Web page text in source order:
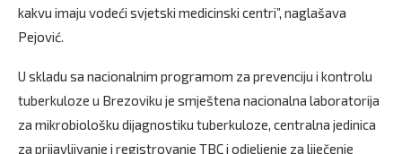
kakvu imaju vodeći svjetski medicinski centri”, naglašava
Pejović.
U skladu sa nacionalnim programom za prevenciju i kontrolu
tuberkuloze u Brezoviku je smještena nacionalna laboratorija
za mikrobiološku dijagnostiku tuberkuloze, centralna jedinica
za prijavljivanje i registrovanje TBC i odjeljenje za liječenje